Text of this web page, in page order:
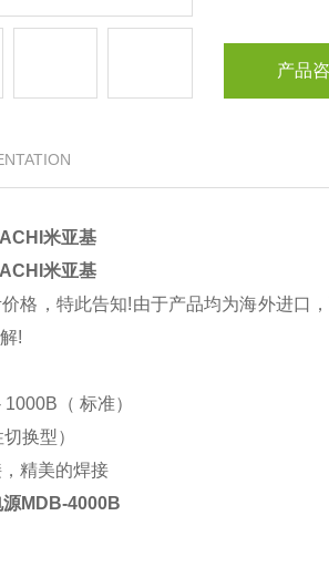
产品
米亚基
米亚基
格，特此告知!由于产品均为海外进口
!
（ 标准）
换型）
精美的焊接
MDB-4000B